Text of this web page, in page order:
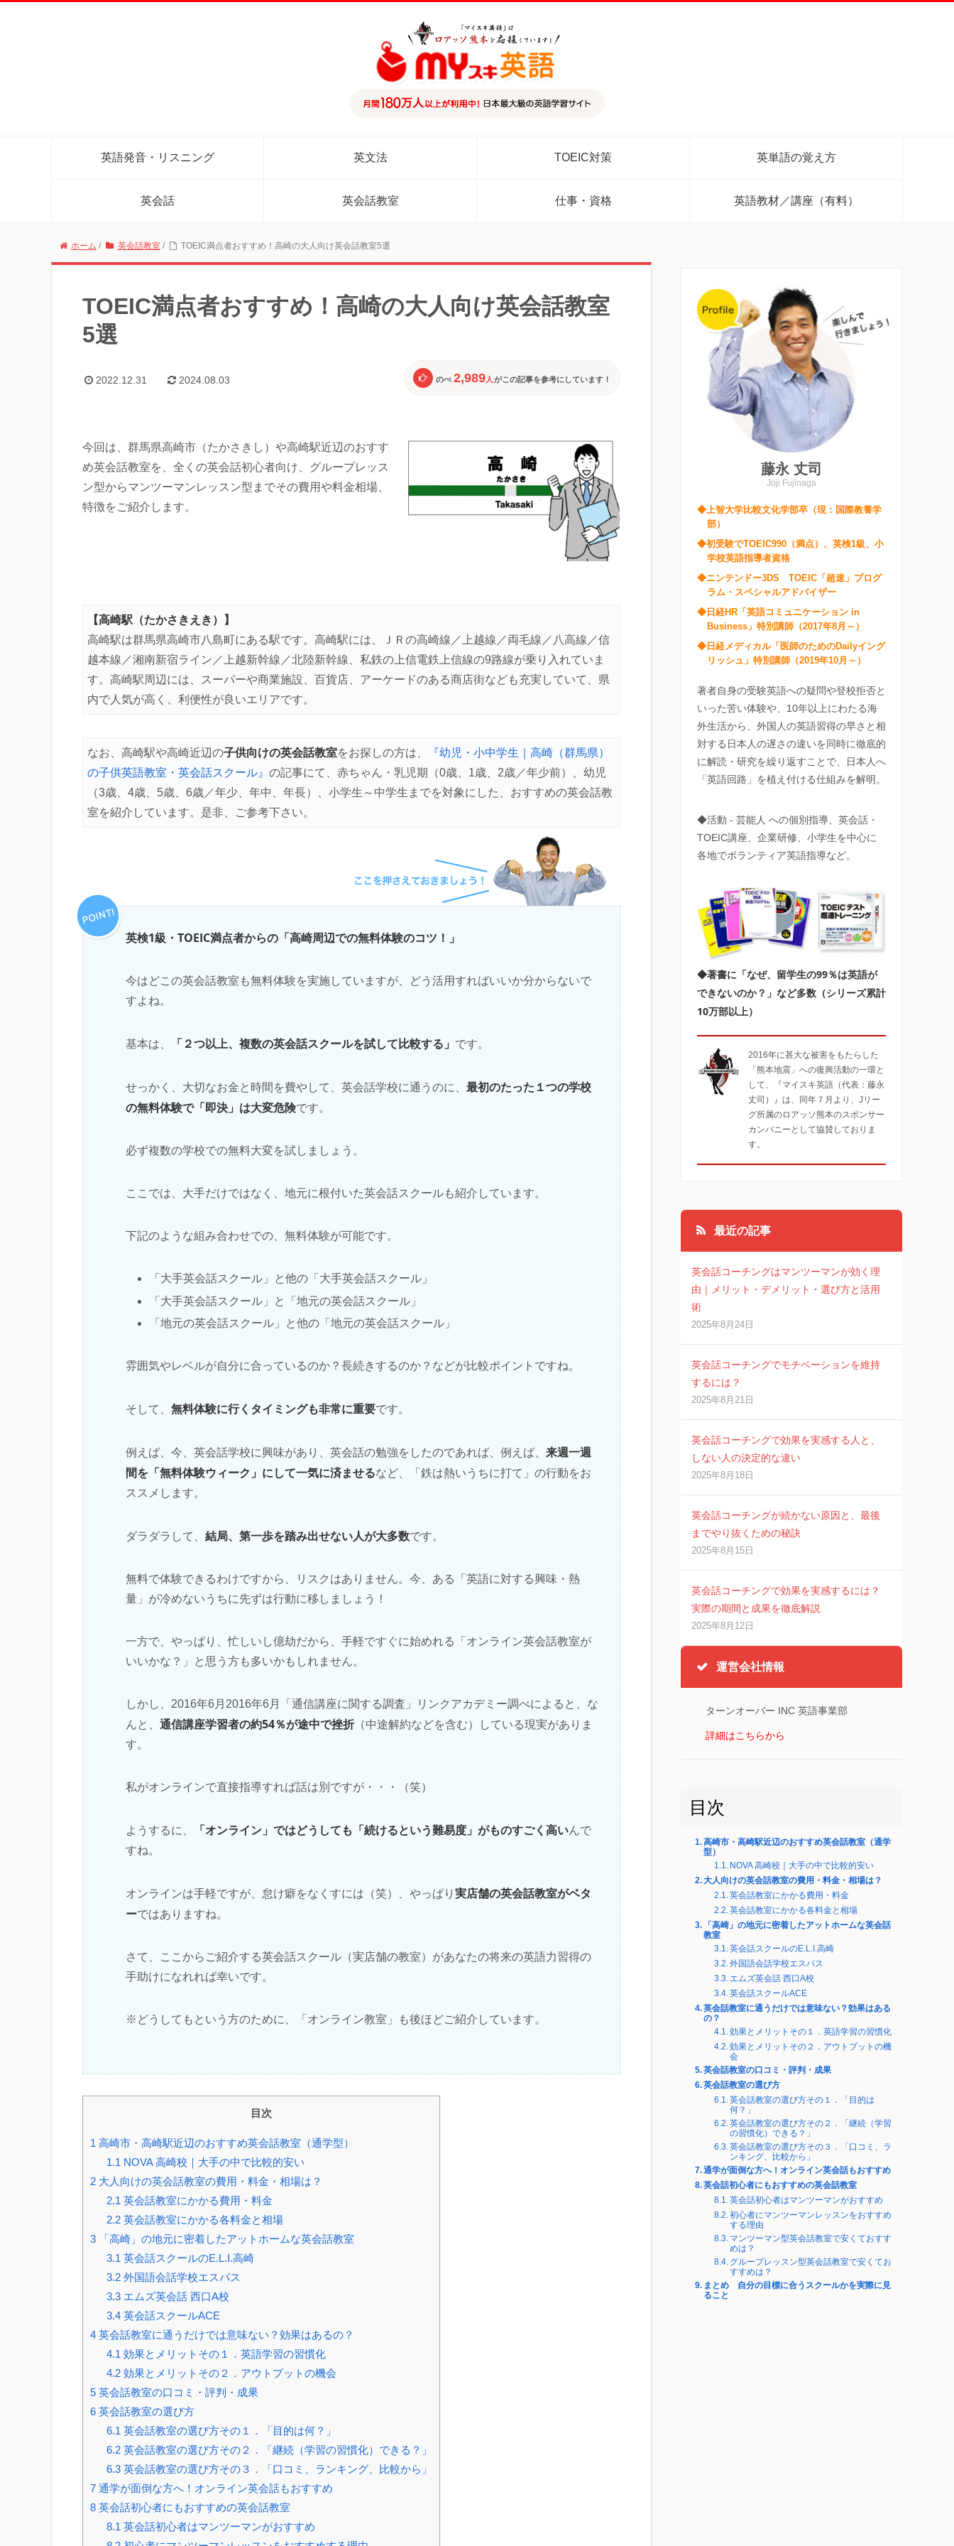
英語発音・リスニング 英文法 TOEIC対策 英単語の覚え方
英会話 英会話教室 仕事・資格 英語教材／講座（有料）
ホーム / 英会話教室 / TOEIC満点者おすすめ！高崎の大人向け英会話教室5選
TOEIC満点者おすすめ！高崎の大人向け英会話教室
5選
2022.12.31 2024.08.03 のべ 2,989人 がこの記事を参考にしています！
今回は、群馬県高崎市（たかさきし）や高崎駅近辺のおすす
め英会話教室を、全くの英会話初心者向け、グループレッス
ン型からマンツーマンレッスン型までその費用や料金相場、
特徴をご紹介します。
【高崎駅（たかさきえき）】
高崎駅は群馬県高崎市八島町にある駅です。高崎駅には、ＪＲの高崎線／上越線／両毛線／八高線／信
越本線／湘南新宿ライン／上越新幹線／北陸新幹線、私鉄の上信電鉄上信線の9路線が乗り入れていま
す。高崎駅周辺には、スーパーや商業施設、百貨店、アーケードのある商店街なども充実していて、県
内で人気が高く、利便性が良いエリアです。
なお、高崎駅や高崎近辺の子供向けの英会話教室をお探しの方は、
『幼児・小中学生｜高崎（群馬県）
の子供英語教室・英会話スクール』 の記事にて、赤ちゃん・乳児期（0歳、1歳、2歳／年少前）、幼児
（3歳、4歳、5歳、6歳／年少、年中、年長）、小学生～中学生までを対象にした、おすすめの英会話教
室を紹介しています。是非、ご参考下さい。
英検1級・TOEIC満点者からの「高崎周辺での無料体験のコツ！」
今はどこの英会話教室も無料体験を実施していますが、どう活用すればいいか分からないで
すよね。
基本は、 「２つ以上、複数の英会話スクールを試して比較する」 です。
せっかく、大切なお金と時間を費やして、英会話学校に通うのに、 最初のたった１つの学校
の無料体験で「即決」は大変危険です。
必ず複数の学校での無料大変を試しましょう。
ここでは、大手だけではなく、地元に根付いた英会話スクールも紹介しています。
下記のような組み合わせでの、無料体験が可能です。
「大手英会話スクール」と他の「大手英会話スクール」
「大手英会話スクール」と「地元の英会話スクール」
「地元の英会話スクール」と他の「地元の英会話スクール」
雰囲気やレベルが自分に合っているのか？長続きするのか？などが比較ポイントですね。
そして、 無料体験に行くタイミングも非常に重要です。
例えば、今、英会話学校に興味があり、英会話の勉強をしたのであれば、例えば、 来週一週
間を「無料体験ウィーク」にして一気に済ませるなど、「鉄は熱いうちに打て」の行動をお
ススメします。
ダラダラして、 結局、第一歩を踏み出せない人が大多数です。
無料で体験できるわけですから、リスクはありません。今、ある「英語に対する興味・熱
量」が冷めないうちに先ずは行動に移しましょう！
一方で、やっぱり、忙しいし億劫だから、手軽ですぐに始めれる「オンライン英会話教室が
いいかな？」と思う方も多いかもしれません。
しかし、2016年6月2016年6月「通信講座に関する調査」リンクアカデミー調べによると、な
んと、 通信講座学習者の約54％が途中で挫折 （中途解約などを含む）している現実がありま
す。
私がオンラインで直接指導すれば話は別ですが・・・（笑）
ようするに、 「オンライン」ではどうしても「続けるという難易度」がものすごく高いんで
すね。
オンラインは手軽ですが、怠け癖をなくすには（笑）、やっぱり 実店舗の英会話教室がベタ
ーではありますね。
さて、ここからご紹介する英会話スクール（実店舗の教室）があなたの将来の英語力習得の
手助けになれれば幸いです。
※どうしてもという方のために、「オンライン教室」も後ほどご紹介しています。
目次
1 高崎市・高崎駅近辺のおすすめ英会話教室（通学型）
1.1 NOVA 高崎校｜大手の中で比較的安い
2 大人向けの英会話教室の費用・料金・相場は？
2.1 英会話教室にかかる費用・料金
2.2英会話教室にかかる各料金と相場
3 「高崎」の地元に密着したアットホームな英会話教室
3.1 英会話スクールのE.L.I.高崎
3.2外国語会話学校エスパス
3.3エムズ英会話 西口A校
3.4英会話スクールACE
4 英会話教室に通うだけでは意味ない？効果はあるの？
4.1 効果とメリットその１．英語学習の習慣化
4.2効果とメリットその２．アウトプットの機会
5 英会話教室の口コミ・評判・成果
6 英会話教室の選び方
6.1 英会話教室の選び方その１．「目的は何？」
6.2英会話教室の選び方その２．「継続（学習の習慣化）できる？」
6.3英会話教室の選び方その３．「口コミ、ランキング、比較から」
7 通学が面倒な方へ！オンライン英会話もおすすめ
8 英会話初心者にもおすすめの英会話教室
8.1 英会話初心者はマンツーマンがおすすめ
藤永 丈司
Joji Fujinaga
◆上智大学比較文化学部卒（現：国際教養学
部）
◆初受験でTOEIC990（満点）、英検1級、小
学校英語指導者資格
◆ニンテンドー3DS TOEIC「超速」プログ
ラム・スペシャルアドバイザー
◆日経HR「英語コミュニケーション in
Business」特別講師（2017年8月～）
◆日経メディカル「医師のためのDailyイング
リッシュ」特別講師（2019年10月～）
著者自身の受験英語への疑問や登校拒否と
いった苦い体験や、10年以上にわたる海
外生活から、外国人の英語習得の早さと相
対する日本人の遅さの違いを同時に徹底的
に解読・研究を繰り返すことで、日本人へ
「英語回路」を植え付ける仕組みを解明。
◆活動 - 芸能人 への個別指導、英会話・
TOEIC講座、企業研修、小学生を中心に
各地でボランティア英語指導など。
◆著書に「なぜ、留学生の99％は英語が
できないのか？」など多数（シリーズ累計
10万部以上）
2016年に甚大な被害をもたらした
「熊本地震」への復興活動の一環と
して、『マイスキ英語（代表：藤永
丈司）』は、同年７月より、Jリー
グ所属のロアッソ熊本のスポンサー
カンパニーとして協賛しておりま
す。
最近の記事
英会話コーチングはマンツーマンが効く理
由｜メリット・デメリット・選び方と活用
術
2025年8月24日
英会話コーチングでモチベーションを維持
するには？
2025年8月21日
英会話コーチングで効果を実感する人と、
しない人の決定的な違い
2025年8月18日
英会話コーチングが続かない原因と、最後
までやり抜くための秘訣
2025年8月15日
英会話コーチングで効果を実感するには？
実際の期間と成果を徹底解説
2025年8月12日
運営会社情報
ターンオーバー INC 英語事業部
詳細はこちらから
目次
高崎市・高崎駅近辺のおすすめ英会話教室（通学
型）
NOVA 高崎校｜大手の中で比較的安い
大人向けの英会話教室の費用・料金・相場は？
英会話教室にかかる費用・料金
英会話教室にかかる各料金と相場
「高崎」の地元に密着したアットホームな英会話
教室
英会話スクールのE.L.I.高崎
外国語会話学校エスパス
エムズ英会話 西口A校
英会話スクールACE
英会話教室に通うだけでは意味ない？効果はある
の？
効果とメリットその１．英語学習の習慣化
効果とメリットその２．アウトプットの機
会
英会話教室の口コミ・評判・成果
英会話教室の選び方
英会話教室の選び方その１．「目的は
何？」
英会話教室の選び方その２．「継続（学習
の習慣化）できる？」
英会話教室の選び方その３．「口コミ、ラ
ンキング、比較から」
通学が面倒な方へ！オンライン英会話もおすすめ
英会話初心者にもおすすめの英会話教室
英会話初心者はマンツーマンがおすすめ
初心者にマンツーマンレッスンをおすすめ
する理由
マンツーマン型英会話教室で安くておすす
めは？
グループレッスン型英会話教室で安くてお
すすめは？
まとめ 自分の目標に合うスクールかを実際に見
ること